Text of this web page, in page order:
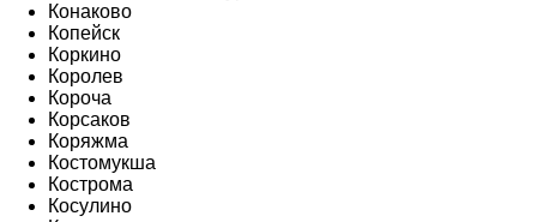
Конаково
Копейск
Коркино
Королев
Короча
Корсаков
Коряжма
Костомукша
Кострома
Косулино